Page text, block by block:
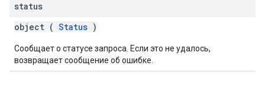
status
object ( Status )
Сообщает о статусе запроса. Если это не удалось,
возвращает сообщение об ошибке.